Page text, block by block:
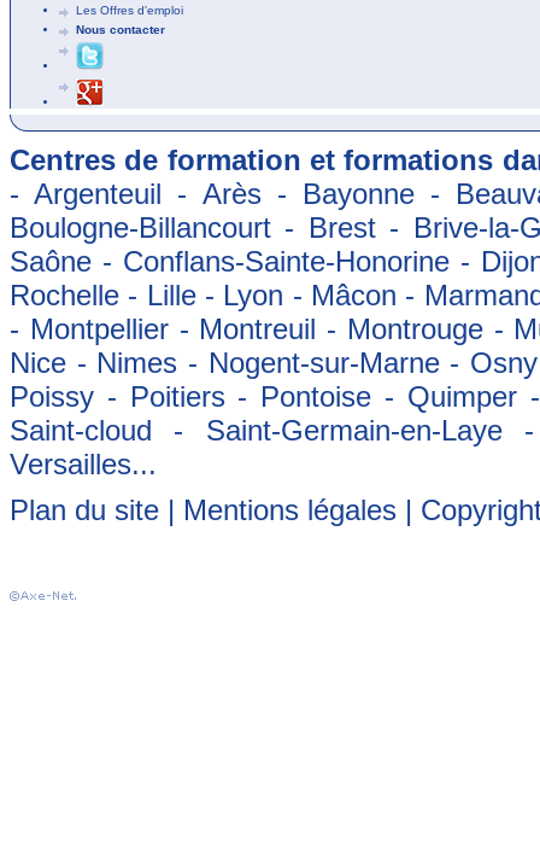
Les Offres d'emploi
Nous contacter
Centres de formation et formations
- Argenteuil - Arès - Bayonne -
Boulogne-Billancourt - Brest - Brive-
Saône - Conflans-Sainte-Honorine -
Rochelle - Lille - Lyon - Mâcon -
- Montpellier - Montreuil - Montrouge -
Nice - Nimes - Nogent-sur-Marne -
Poissy - Poitiers - Pontoise -
Saint-cloud - Saint-Germain-en-
Versailles...
Plan du site | Mentions légales |